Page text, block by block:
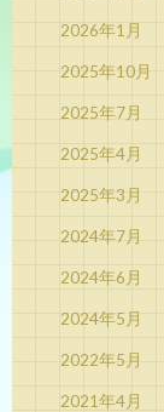
2026年1月
2025年10月
2025年7月
2025年4月
2025年3月
2024年7月
2024年6月
2024年5月
2022年5月
2021年4月